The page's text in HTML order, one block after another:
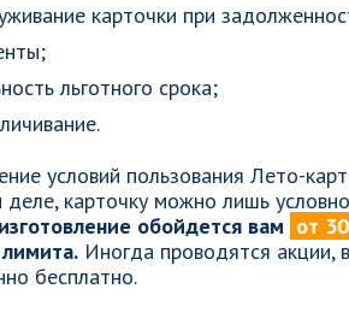
карточки при
льготного срока;
условий пользования Лето-
карточку можно лишь
обойдется вам от
Иногда проводятся акции,
бесплатно.